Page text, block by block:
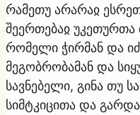
რამეთუ არარაჲ
შეერთებაჲ
რომელი ჭირმან და
მეგობრობამან და
სავნებელი, გინა თუ
სიმტკიცითა და